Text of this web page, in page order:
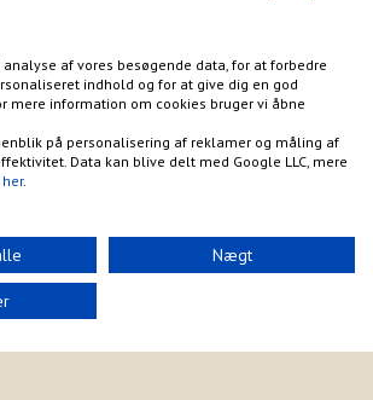
af vores besøgende data, for at forbedre
indhold og for at give dig en god
mere information om cookies bruger vi åbne
på personalisering af reklamer og måling af
Data kan blive delt med Google LLC, mere
her.
Nægt